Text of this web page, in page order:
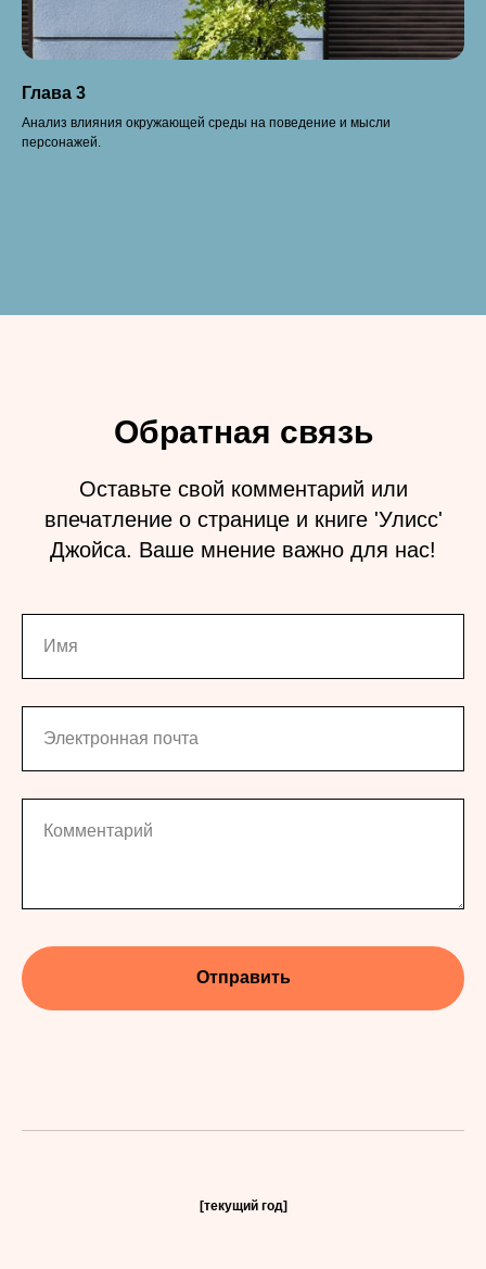
Глава 3
Анализ влияния окружающей среды на поведение и мысли
персонажей.
Обратная связь
Оставьте свой комментарий или
впечатление о странице и книге 'Улисс'
Джойса. Ваше мнение важно для нас!
Имя
Электронная почта
Комментарий
Отправить
[текущий год]